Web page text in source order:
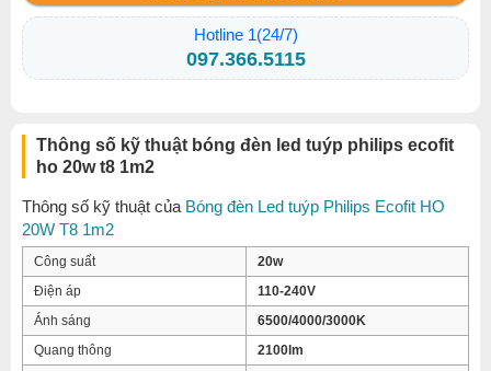
Hotline 1(24/7)
097.366.5115
Thông số kỹ thuật bóng đèn led tuýp philips ecofit
ho 20w t8 1m2
Thông số kỹ thuật của Bóng đèn Led tuýp Philips Ecofit HO
20W T8 1m2
Công suất
20w
Điện áp
110-240V
Ánh sáng
6500/4000/3000K
Quang thông
2100lm